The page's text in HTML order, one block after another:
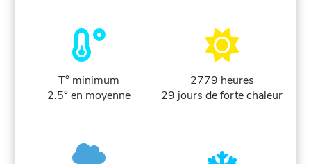
T° minimum
2.5° en moyenne
2779 heures
29 jours de forte chaleur